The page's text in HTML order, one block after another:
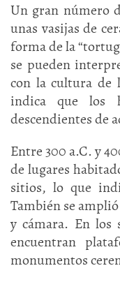
Un gran número
unas vasijas de
forma de la
se pueden
con la cultura de
indica que los
descendientes de
Entre 300 a.C. y
de lugares
sitios, lo que
También se
y cámara. En los
encuentran
monumentos